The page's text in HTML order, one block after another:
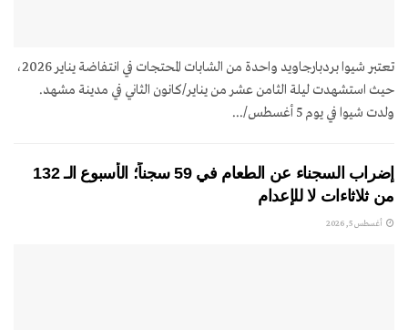
تعتبر شيوا بردبارجاويد واحدة من الشابات المحتجات في انتفاضة يناير 2026،
حيث استشهدت ليلة الثامن عشر من يناير/كانون الثاني في مدينة مشهد.
ولدت شيوا في يوم 5 أغسطس/...
إضراب السجناء عن الطعام في 59 سجناً؛ الأسبوع الـ 132
من ثلاثاءات لا للإعدام
أغسطس 5, 2026